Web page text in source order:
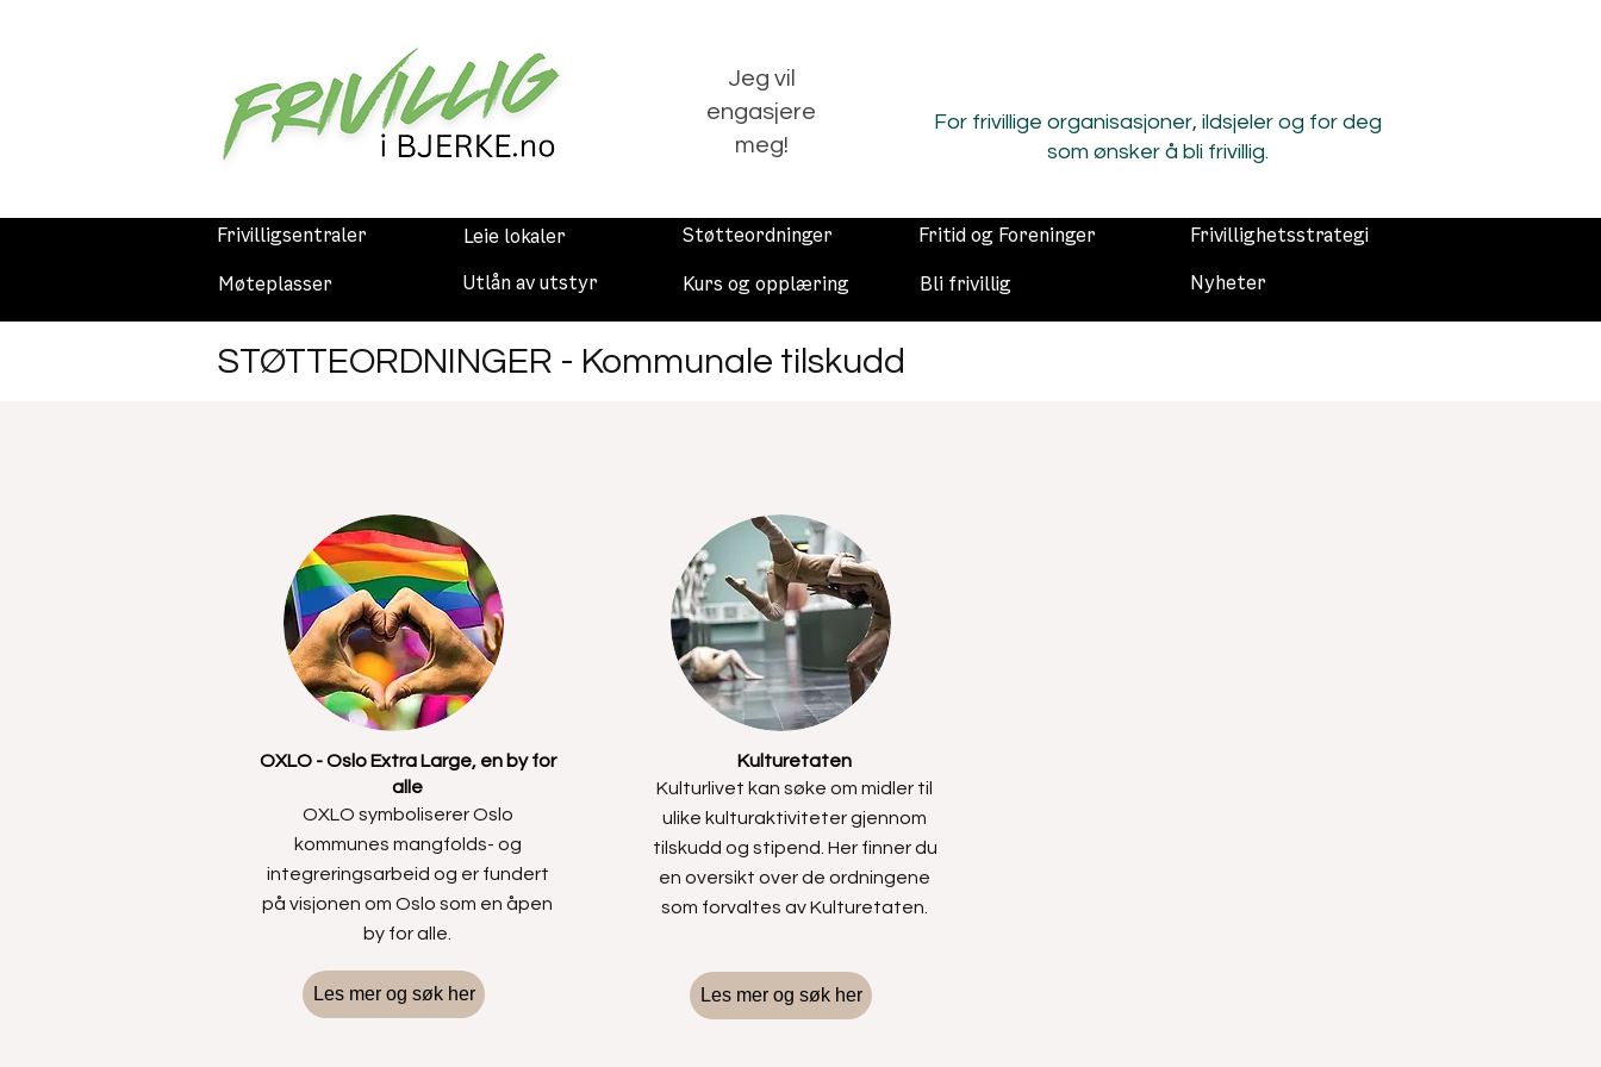
Jeg vil
engasjere
meg!
For frivillige organisasjoner, ildsjeler og for deg
som ønsker å bli frivillig.
Frivilligsentraler
Møteplasser
Leie lokaler
Utlån av utstyr
Støtteordninger
Kurs og opplæring
Fritid og Foreninger
Bli frivillig
Frivillighetsstrategi
Nyheter
STØTTEORDNINGER - Kommunale tilskudd
OXLO - Oslo Extra Large, en by for
alle
OXLO symboliserer Oslo
kommunes mangfolds- og
integreringsarbeid og er fundert
på visjonen om Oslo som en åpen
by for alle.
Les mer og søk her
Kulturetaten
Kulturlivet kan søke om midler til
ulike kulturaktiviteter gjennom
tilskudd og stipend. Her finner du
en oversikt over de ordningene
som forvaltes av Kulturetaten.
Les mer og søk her